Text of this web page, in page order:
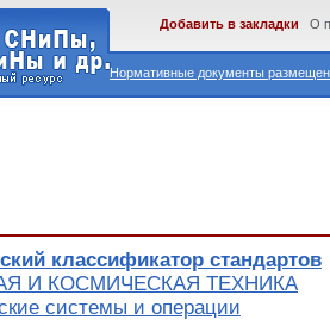
Нормативные документы
Добавить в закладки О
классификатор стандартов
И КОСМИЧЕСКАЯ ТЕХНИКА
системы и операции